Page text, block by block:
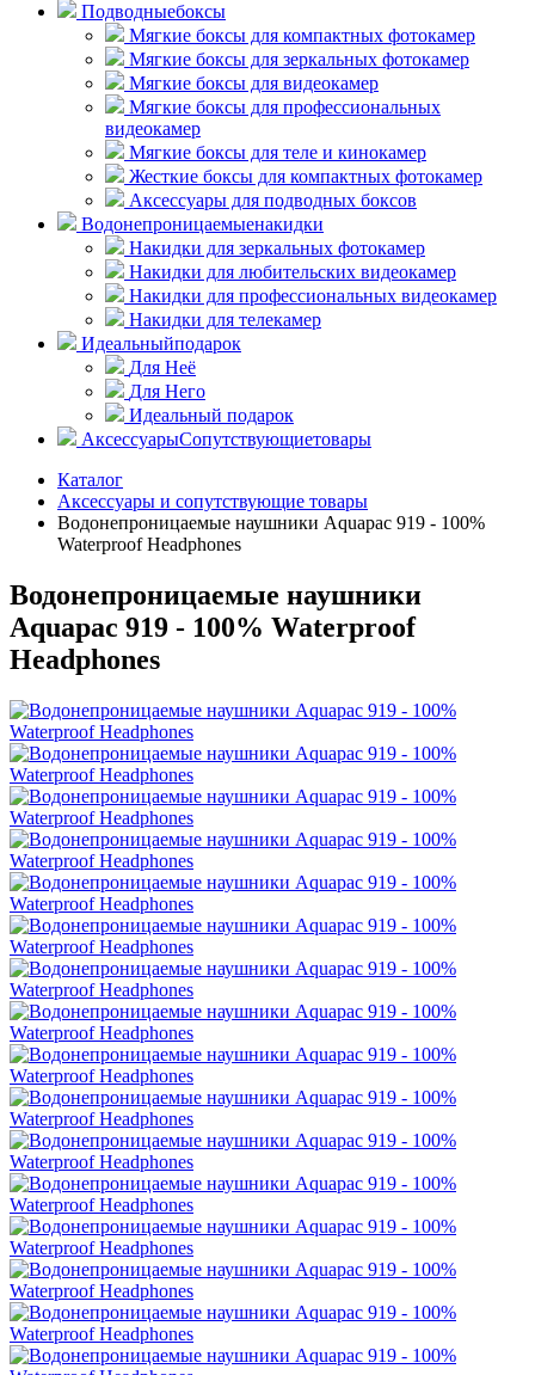
Подводныебоксы
Мягкие боксы для компактных фотокамер
Мягкие боксы для зеркальных фотокамер
Мягкие боксы для видеокамер
Мягкие боксы для профессиональных
видеокамер
Мягкие боксы для теле и кинокамер
Жесткие боксы для компактных фотокамер
Аксессуары для подводных боксов
Водонепроницаемыенакидки
Накидки для зеркальных фотокамер
Накидки для любительских видеокамер
Накидки для профессиональных видеокамер
Накидки для телекамер
Идеальныйподарок
Для Неё
Для Него
Идеальный подарок
АксессуарыСопутствующиетовары
Каталог
Аксессуары и сопутствующие товары
Водонепроницаемые наушники Aquapac 919 - 100%
Waterproof Headphones
Водонепроницаемые наушники
Aquapac 919 - 100% Waterproof
Headphones